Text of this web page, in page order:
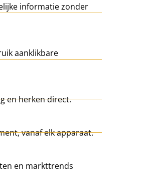
informatie zonder
aanklikbare
en herken direct.
vanaf elk apparaat.
en markttrends